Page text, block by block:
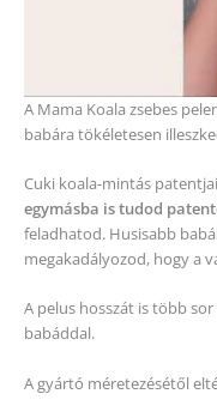
A Mama Koala zsebes
babára tökéletesen
Cuki koala-mintás
egymásba is tudod
feladhatod. Husisabb
megakadályozod, hogy a
A pelus hosszát is több
babáddal.
A gyártó méretezésétől